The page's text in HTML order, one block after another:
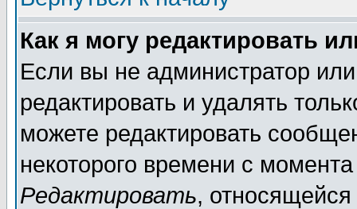
Как я могу редактировать
Если вы не администратор
редактировать и удалять
можете редактировать
некоторого времени с
Редактировать,